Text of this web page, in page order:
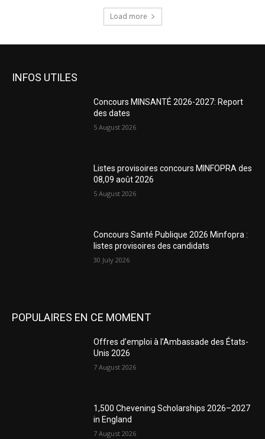
Load more
INFOS UTILES
Concours MINSANTÉ 2026-2027: Report
des dates
5 August 2026
Listes provisoires concours MINFOPRA des
08,09 août 2026
5 August 2026
Concours Santé Publique 2026 Minfopra :
listes provisoires des candidats
30 July 2026
POPULAIRES EN CE MOMENT
Offres d’emploi à l’Ambassade des États-
Unis 2026
7 August 2026
1,500 Chevening Scholarships 2026–2027
in England
7 August 2026